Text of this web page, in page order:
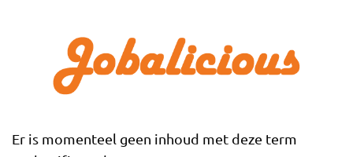
Er is momenteel geen inhoud met deze term